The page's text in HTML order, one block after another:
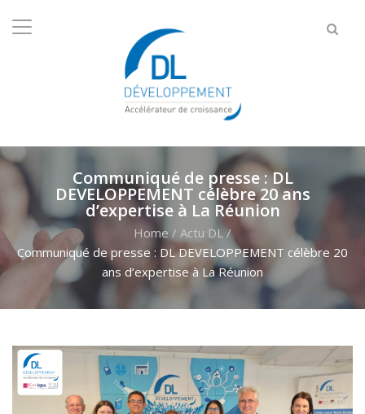
Communiqué de presse : DL
DEVELOPPEMENT célèbre 20 ans
d’expertise à La Réunion
Home / Actu DL/
Communiqué de presse : DL DEVELOPPEMENT célèbre 20
ans d’expertise à La Réunion